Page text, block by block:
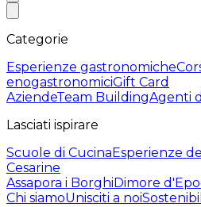
Categorie
Esperienze gastronomiche
enogastronomiciGift Card
AziendeTeam BuildingAgenti
Lasciati ispirare
Scuole di CucinaEsperienze
Cesarine
Assapora i BorghiDimore
Chi siamoUnisciti a noi